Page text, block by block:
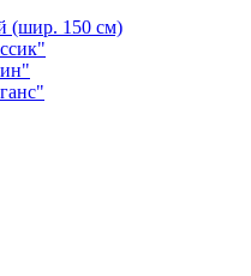
(шир. 150 см)